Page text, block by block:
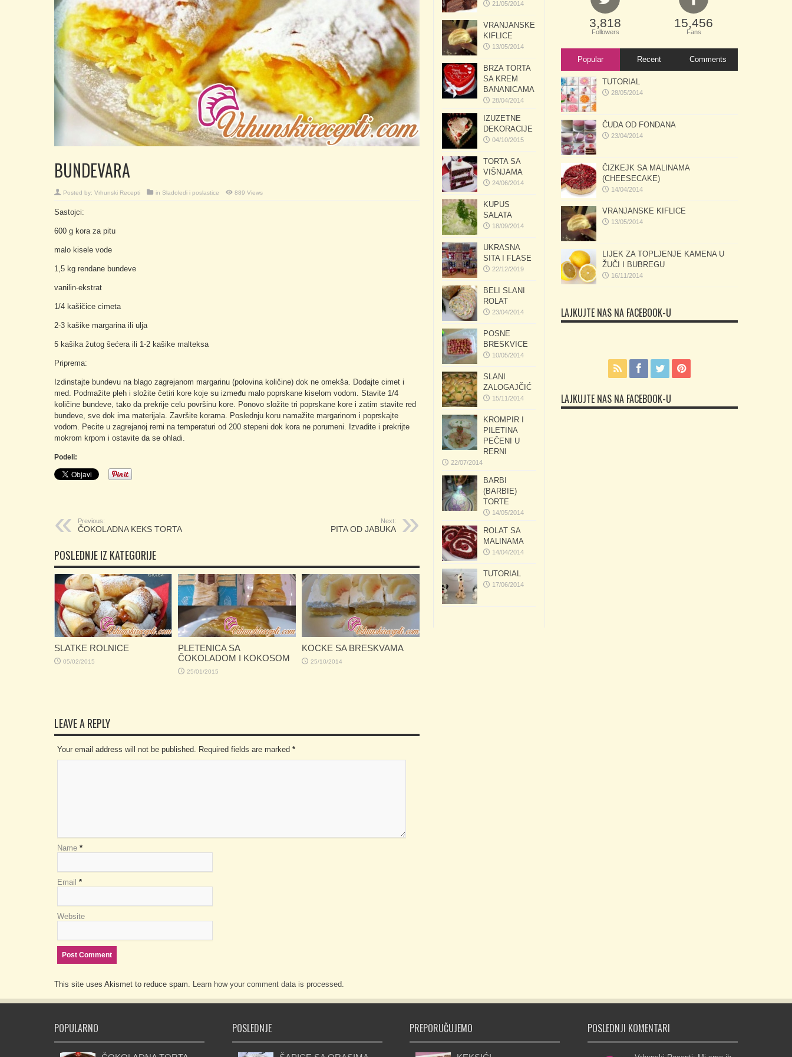
BUNDEVARA
Posted by: Vrhunski Recepti in Sladoledi i poslastice 889 Views
Sastojci:
600 g kora za pitu
malo kisele vode
1,5 kg rendane bundeve
vanilin-ekstrat
1/4 kašičice cimeta
2-3 kašike margarina ili ulja
5 kašika žutog šećera ili 1-2 kašike malteksa
Priprema:
Izdinstajte bundevu na blago zagrejanom margarinu (polovina količine) dok ne omekša. Dodajte cimet i
med. Podmažite pleh i složite četiri kore koje su između malo poprskane kiselom vodom. Stavite 1/4
količine bundeve, tako da prekrije celu površinu kore. Ponovo složite tri poprskane kore i zatim stavite red
bundeve, sve dok ima materijala. Završite korama. Poslednju koru namažite margarinom i poprskajte
vodom. Pecite u zagrejanoj rerni na temperaturi od 200 stepeni dok kora ne porumeni. Izvadite i prekrijte
mokrom krpom i ostavite da se ohladi.
Podeli:
Previous:
ČOKOLADNA KEKS TORTA
Next:
PITA OD JABUKA
POSLEDNJE IZ KATEGORIJE
SLATKE ROLNICE
05/02/2015
PLETENICA SA
ČOKOLADOM I KOKOSOM
25/01/2015
KOCKE SA BRESKVAMA
25/10/2014
LEAVE A REPLY
Your email address will not be published. Required fields are marked *
Name *
Email *
Website
This site uses Akismet to reduce spam. Learn how your comment data is processed.
21/05/2014
VRANJANSKE
KIFLICE
13/05/2014
BRZA TORTA
SA KREM
BANANICAMA
28/04/2014
IZUZETNE
DEKORACIJE
04/10/2015
TORTA SA
VIŠNJAMA
24/06/2014
KUPUS
SALATA
18/09/2014
UKRASNA
SITA I FLASE
22/12/2019
BELI SLANI
ROLAT
23/04/2014
POSNE
BRESKVICE
10/05/2014
SLANI
ZALOGAJČIĆ
15/11/2014
KROMPIR I
PILETINA
PEČENI U
RERNI
22/07/2014
BARBI
(BARBIE)
TORTE
14/05/2014
ROLAT SA
MALINAMA
14/04/2014
TUTORIAL
17/06/2014
3,818
Followers
15,456
Fans
Popular Recent Comments
TUTORIAL
28/05/2014
ČUDA OD FONDANA
23/04/2014
ČIZKEJK SA MALINAMA
(CHEESECAKE)
14/04/2014
VRANJANSKE KIFLICE
13/05/2014
LIJEK ZA TOPLJENJE KAMENA U
ŽUČI I BUBREGU
16/11/2014
LAJKUJTE NAS NA FACEBOOK-U
LAJKUJTE NAS NA FACEBOOK-U
POPULARNO POSLEDNJE PREPORUČUJEMO POSLEDNJI KOMENTARI